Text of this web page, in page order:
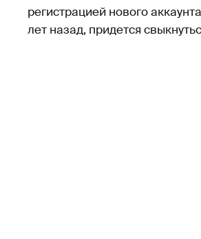
регистрацией нового
лет назад, придется